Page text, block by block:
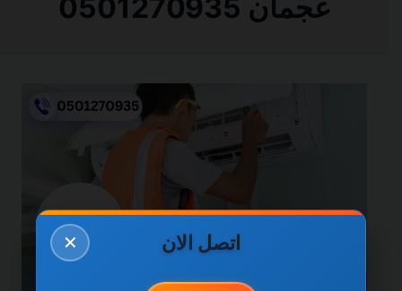
عجمان 0501270935
✕ اتصل الان